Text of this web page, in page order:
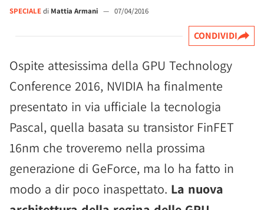
SPECIALEdi Mattia Armani — 07/04/2016
CONDIVIDI
Ospite attesissima della GPU Technology
Conference 2016, NVIDIA ha finalmente
presentato in via ufficiale la tecnologia
Pascal, quella basata su transistor FinFET
16nm che troveremo nella prossima
generazione di GeForce, ma lo ha fatto in
modo a dir poco inaspettato. La nuova